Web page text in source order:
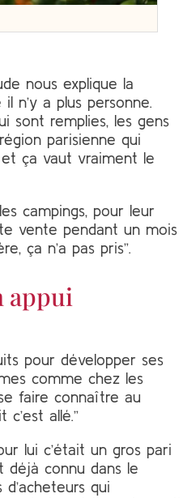
nous explique la
n’y a plus personne.
sont remplies, les gens
parisienne qui
et ça vaut vraiment le
campings, pour leur
vente pendant un mois
ça n’a pas pris”.
appui
pour développer ses
comme chez les
faire connaître au
allé.”
lui c’était un gros pari
déjà connu dans le
qui